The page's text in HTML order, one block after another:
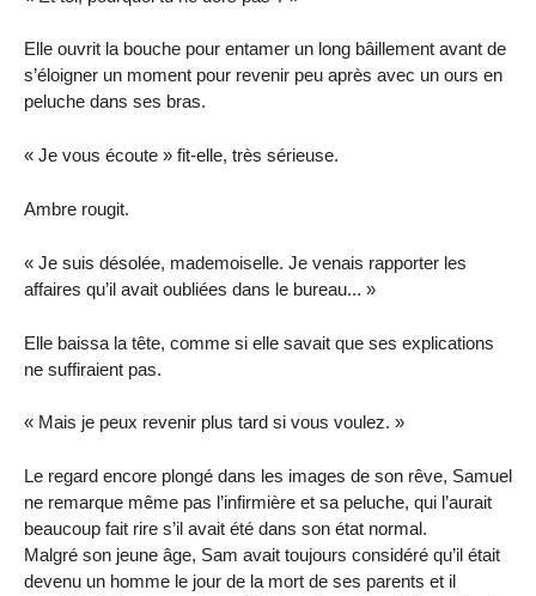
Elle ouvrit la bouche pour entamer un long bâillement avant de
s’éloigner un moment pour revenir peu après avec un ours en
peluche dans ses bras.
« Je vous écoute » fit-elle, très sérieuse.
Ambre rougit.
« Je suis désolée, mademoiselle. Je venais rapporter les
affaires qu’il avait oubliées dans le bureau... »
Elle baissa la tête, comme si elle savait que ses explications
ne suffiraient pas.
« Mais je peux revenir plus tard si vous voulez. »
Le regard encore plongé dans les images de son rêve, Samuel
ne remarque même pas l’infirmière et sa peluche, qui l’aurait
beaucoup fait rire s’il avait été dans son état normal.
Malgré son jeune âge, Sam avait toujours considéré qu’il était
devenu un homme le jour de la mort de ses parents et il